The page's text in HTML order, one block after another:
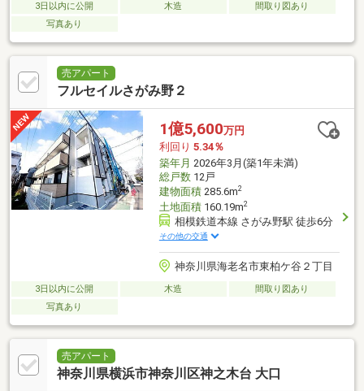
3日以内に公開 木造
間取り図あり
写真あり
売アパート
フルセイルさがみ野２
1億5,600万円
利回り 5.34％
築年月 2026年3月(築1年未満)
総戸数12戸
建物面積285.6m2
土地面積160.19m2
相模鉄道本線 さがみ野駅 徒歩6分
その他の交通
神奈川県海老名市東柏ケ谷２丁目
3日以内に公開 木造
間取り図あり
写真あり
売アパート
神奈川県横浜市神奈川区神之木台 大口